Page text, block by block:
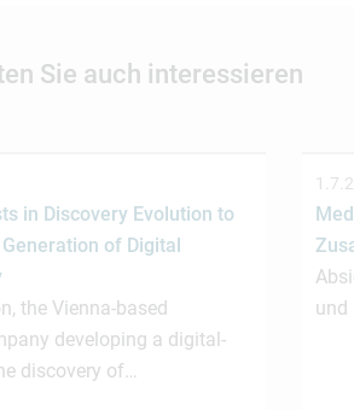
Sie auch interessieren
in Discovery Evolution to
of Digital
the Vienna-based
developing a digital-
discovery of…
und